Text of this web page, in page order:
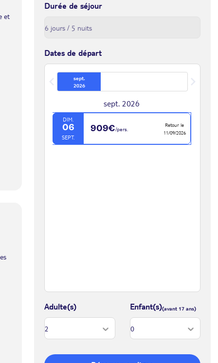
et
Durée de séjour
Dates de départ
sept.
2026
sept. 2026
DIM.
06
SEPT.
909€/pers.
Retour le
11/09/2026
Adulte(s) Enfant(s)